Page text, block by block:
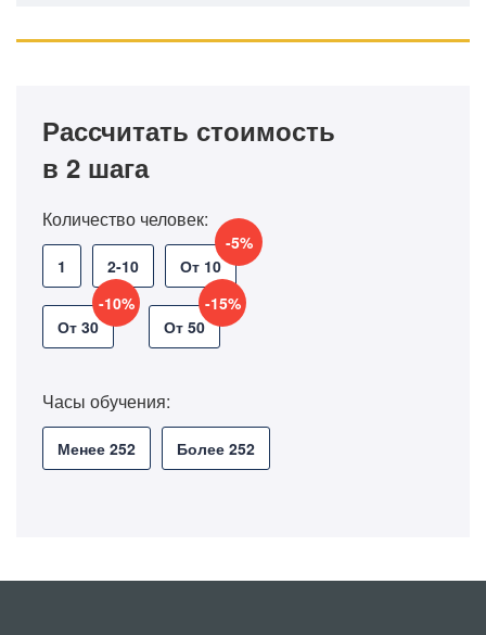
Рассчитать стоимость
в 2 шага
Количество человек:
1 2-10 От 10
-5%
От 30
-10%
От 50
-15%
Часы обучения:
Менее 252 Более 252